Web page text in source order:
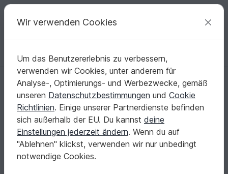
Deine kreativen Ideen
Deutsch | € (EUR) einloggen Kostenlos registrieren
Startseite Nähen Damen Kleider
E-Book #78 BREEZY.kleid - Einzelgrößen 32-58
E-Book #78 BREEZY.kleid - Einzelgrößen 32-
58
Wir verwenden Cookies
Um das Benutzererlebnis zu verbessern,
verwenden wir Cookies, unter anderem für
Analyse-, Optimierungs- und Werbezwecke, gemäß
unseren Datenschutzbestimmungen und Cookie
Richtlinien. Einige unserer Partnerdienste befinden
sich außerhalb der EU. Du kannst deine
Einstellungen jederzeit ändern. Wenn du auf
"Ablehnen" klickst, verwenden wir nur unbedingt
notwendige Cookies.